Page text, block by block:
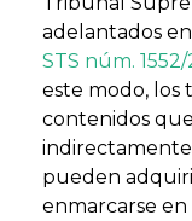
adelantados
STS núm.
este modo, los
contenidos
pueden
enmarcarse